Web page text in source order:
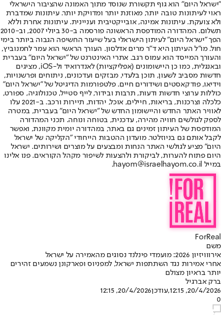
"ישראל היום" הוא גוף תקשורת שנוסד מתוך האמונה שהציבור הישראלי
ראוי לעיתונות טובה יותר, מאוזנת יותר ומדויקת יותר. עיתונות שמדברת
ולא צועקת. עיתונות אמינה, אובייקטיבית ועניינית. עיתונות אחרת וללא
תשלום. המהדורה המודפסת הראשונה פורסמה ב-30 ביולי 2007, וב-2010
הפך "ישראל היום" לעיתון הישראלי בעל שיעור החשיפה הגבוה ביותר בימי
חול. מו"ל העיתון היא ד"ר מרים אדלסון. העורך הראשי הוא עמר לחמנוביץ,
והעורך המייסד הוא עמוס רגב. אתרי האינטרנט של "ישראל היום" בעברית
ובאנגלית, כמו כן היישומונים (אפליקציות) לאנדרואיד ול-iOS, מציגים
חדשות מסביב לשעון, תוכן בלעדי, מבזקים ועדכונים, ניתוחים ופרשנויות,
וידיאו, פודקאסטים ושידורים חיים. פלטפורמות הדיגיטל של "ישראל היום"
כוללות ערוצי חדשות ודעות, תרבות ובידור, לייף סטייל, טכנולוגיה, ספורט,
כלכלה וצרכנות, בריאות, חיילים, אוכל, יהדות, תיירות ורכב. ב-2021 עלו
לאוויר האתר החדש והיישומון החדש של "ישראל היום" בעברית, במטרה
לספק לגולשים חוויה מהירה, עדכנית, בטוחה ונוחה. תכני המהדורה
המודפסת של העיתון זמינים גם באתר, במהדורה יומית מקוונת, ואפשר
לקבל אותם גם בניוזלטר. מועדון ההטבות הייחודי "הקליקה של ישראל
היום" מציע לגולשי האתר הנחות ומבצעים על מוצרים ושירותים. ישראל
היום פתוח להערות, לביקורת ולהצעות לשיפור מקהל הקוראים. פנו אלינו
במייל hayom@israelhayom.co.il.
ForReal
משם
אירווויזיון 2026: מועמדי פינלנד נסוגים מהאמירה על ישראל
אחרי אמירות נגד השתתפות ישראל, למפניוס ופארקונן נשמעים זהירים
יותר בראיון מצולם
ברק אברגיל
20/4/2026, 12:15
,עודכן20/4/2026, 12:15
0